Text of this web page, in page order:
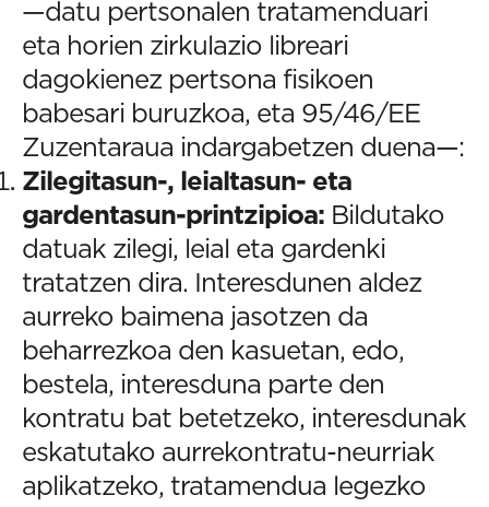
—datu pertsonalen tratamenduari
eta horien zirkulazio libreari
dagokienez pertsona fisikoen
babesari buruzkoa, eta 95/46/EE
Zuzentaraua indargabetzen duena—:
Zilegitasun-, leialtasun- eta
gardentasun-printzipioa: Bildutako
datuak zilegi, leial eta gardenki
tratatzen dira. Interesdunen aldez
aurreko baimena jasotzen da
beharrezkoa den kasuetan, edo,
bestela, interesduna parte den
kontratu bat betetzeko, interesdunak
eskatutako aurrekontratu-neurriak
aplikatzeko, tratamendua legezko